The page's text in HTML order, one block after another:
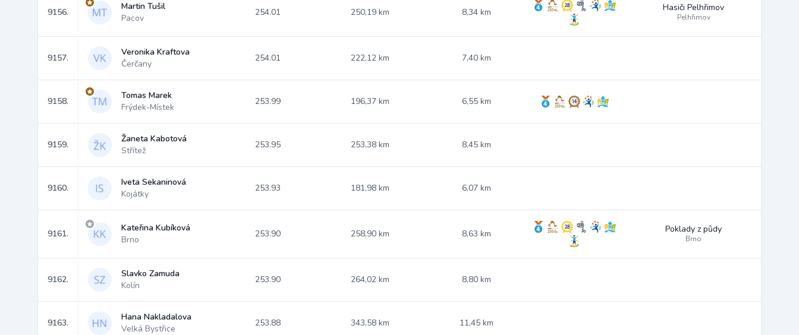
9156.
Martin Tušil
Pacov
254.01 250,19 km 8,34 km Hasiči Pelhřimov
Pelhřimov
9157.
Veronika Kraftova
Čerčany
254.01 222,12 km 7,40 km
9158.
Tomas Marek
Frýdek-Místek
253.99 196,37 km 6,55 km
9159.
Žaneta Kabotová
Střítež
253.95 253,38 km 8,45 km
9160.
Iveta Sekaninová
Kojátky
253.93 181,98 km 6,07 km
9161.
Kateřina Kubíková
Brno
253.90 258,90 km 8,63 km Poklady z půdy
Brno
9162.
Slavko Zamuda
Kolín
253.90 264,02 km 8,80 km
9163.
Hana Nakladalova
Velká Bystřice
253.88 343,58 km 11,45 km